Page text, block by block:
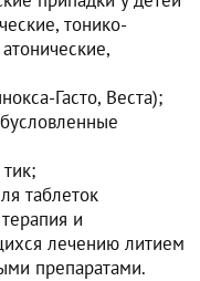
тонико-
Гасто, Веста);
таблеток
и
лечению литием
препаратами.